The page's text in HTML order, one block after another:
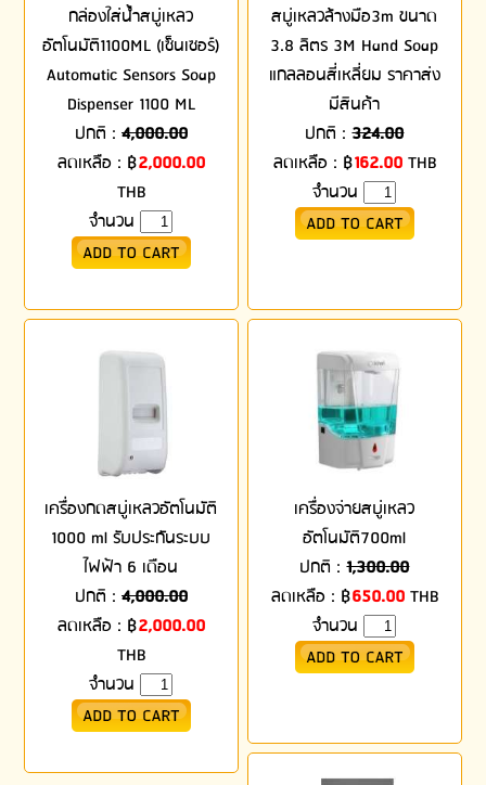
กล่องใส่น้ำสบู่เหลว
อัตโนมัติ1100ML (เซ็นเซอร์)
Automatic Sensors Soap
Dispenser 1100 ML
ปกติ : 4,000.00
ลดเหลือ : ฿2,000.00
THB
จำนวน
สบู่เหลวล้างมือ3m ขนาด
3.8 ลิตร 3M Hand Soap
แกลลอนสี่เหลี่ยม ราคาส่ง
มีสินค้า
ปกติ :324.00
ลดเหลือ : ฿162.00THB
จำนวน
เครื่องกดสบู่เหลวอัตโนมัติ
1000 ml รับประกันระบบ
ไฟฟ้า 6 เดือน
ปกติ : 4,000.00
ลดเหลือ : ฿2,000.00
THB
จำนวน
เครื่องจ่ายสบู่เหลว
อัตโนมัติ700ml
ปกติ :1,300.00
ลดเหลือ : ฿650.00THB
จำนวน